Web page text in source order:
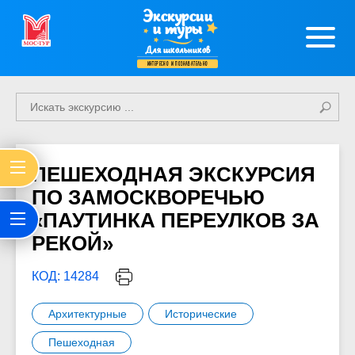
Экскурсии
и туры
Для школьников
интересно и познавательно
ПЕШЕХОДНАЯ ЭКСКУРСИЯ
ПО ЗАМОСКВОРЕЧЬЮ
«ПАУТИНКА ПЕРЕУЛКОВ ЗА
РЕКОЙ»
КОД: 14284
Архитектурные Исторические
Пешеходная